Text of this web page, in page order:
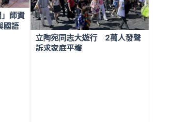
師資
國語
立陶宛同志大遊行 2萬人發聲
訴求家庭平權